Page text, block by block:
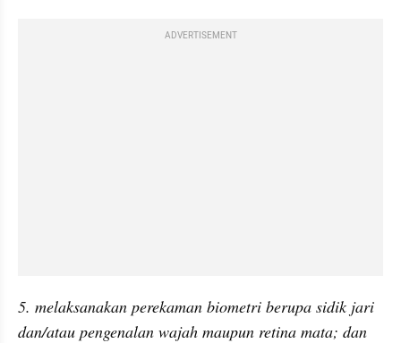
ADVERTISEMENT
5. melaksanakan perekaman biometri berupa sidik jari
dan/atau pengenalan wajah maupun retina mata; dan